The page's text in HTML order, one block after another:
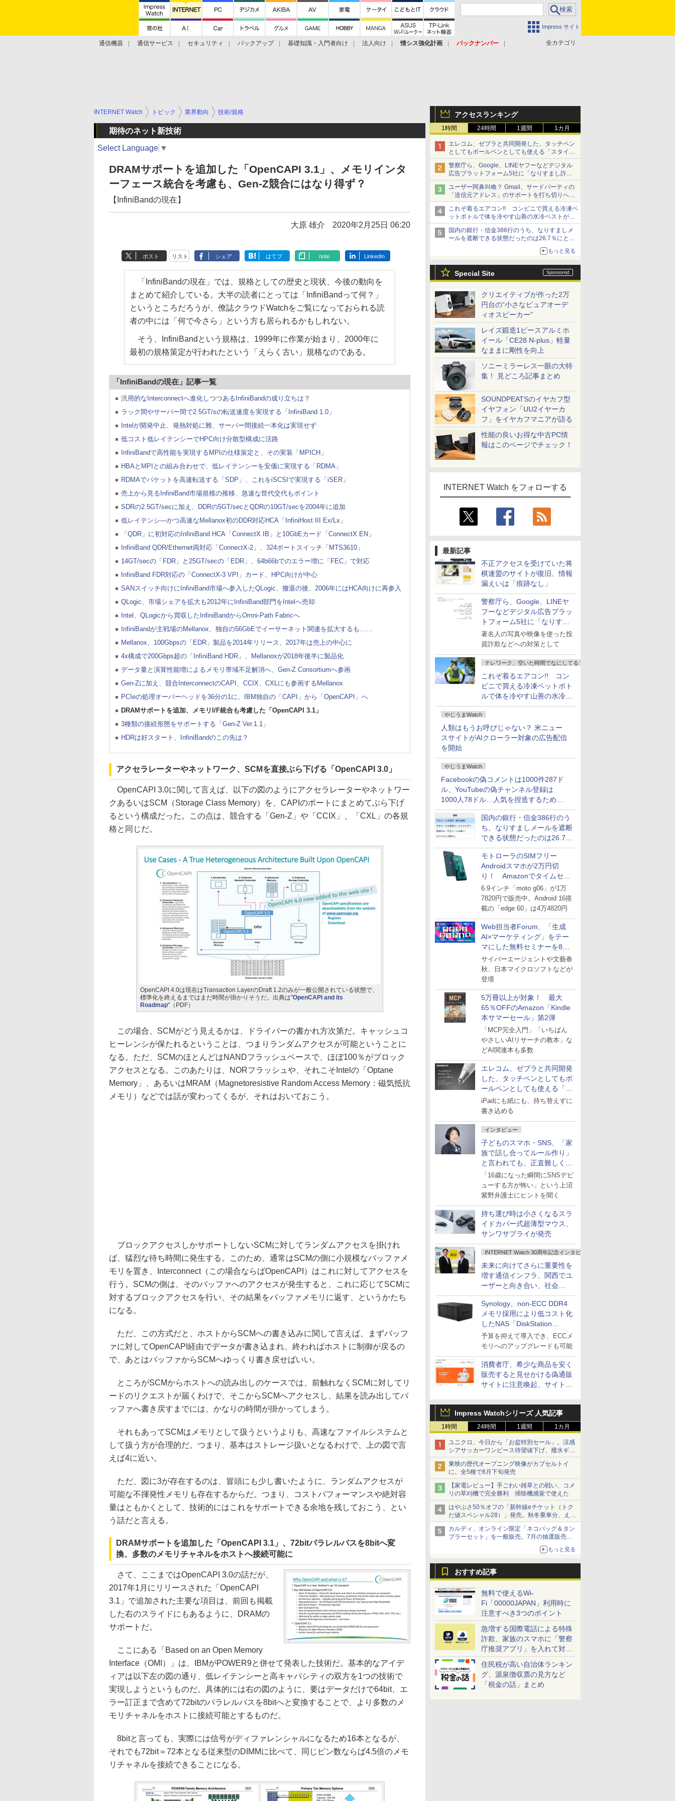
Impress サイト
全カテゴリ
通信機器 通信サービス セキュリティ バックアップ 基礎知識・入門者向け 法人向け 情シス強化計画
バックナンバー
アクセスランキング
1時間 24時間 1週間 1カ月
エレコム、ゼブラと共同開発した、タッチペン
としてもボールペンとしても使える「スタイラ
スツーウェイ」発売 iPadにも紙にも、持ち替
えずに書き込める
警察庁ら、Google、LINEヤフーなどデジタル
広告プラットフォーム5社に「なりすまし詐欺
広告」対策強化を要請 著名人の写真や映像を
使った投資詐欺などへの対策として
ユーザー阿鼻叫喚？ Gmail、サードパーティの
「送信元アドレス」のサポートを打ち切りへ
【やじうまWatch】
これぞ着るエアコン!! コンビニで買える冷凍ペ
ットボトルで体を冷やす山善の水冷ベストがロ
ードバイクにちょうどいい【ぼっち・ざ・ろー
ど！その14】【空いた時間でなにしてる？】
国内の銀行・信金386行のうち、なりすましメ
ールを遮断できる状態だったのは26.7％にとど
まる～GMOブランドセキュリティ調査
もっと見る
Special Site
クリエイティブが作った2万
円台の“小さなピュアオーデ
ィオスピーカー”
レイズ鍛造1ピースアルミホ
イール「CE28 N-plus」軽量
なままに剛性を向上
ソニーミラーレス一眼の大特
集！ 見どころ記事まとめ
SOUNDPEATSのイヤカフ型
イヤフォン「UU2イヤーカ
フ」をイヤカフマニアが語る
性能の良いお得な中古PC情
報はこのページでチェック！
INTERNET Watch をフォローする
最新記事
不正アクセスを受けていた将
棋連盟のサイトが復旧、情報
漏えいは「痕跡なし」
警察庁ら、Google、LINEヤ
フーなどデジタル広告プラッ
トフォーム5社に「なりすま
し詐欺広告」対策強化を要請
著名人の写真や映像を使った投
資詐欺などへの対策として
テレワーク、空いた時間でなにしてる？
これぞ着るエアコン!! コン
ビニで買える冷凍ペットボト
ルで体を冷やす山善の水冷ベ
ストがロードバイクにちょう
どいい【ぼっち・ざ・ろー
ど！その14】
やじうまWatch
人類はもうお呼びじゃない？ 米ニュー
スサイトがAIクローラー対象の広告配信
を開始
やじうまWatch
Facebookの偽コメントは1000件287ド
ル、YouTubeの偽チャンネル登録は
1000人78ドル…人気を捏造するための
価格リストが公開中
国内の銀行・信金386行のう
ち、なりすましメールを遮断
できる状態だったのは26.7％
にとどまる～GMOブランド
セキュリティ調査
モトローラのSIMフリー
Androidスマホが2万円切
り！ Amazonでタイムセー
ル
6.9インチ「moto g06」が1万
7820円で販売中。Android 16搭
載の「edge 60」は4万4820円
Web担当者Forum、「生成
AI×マーケティング」をテー
マにした無料セミナーを8月
27日にオンライン開催
サイバーエージェントや文藝春
秋、日本マイクロソフトなどが
登壇
5万冊以上が対象！ 最大
65％OFFのAmazon「Kindle
本サマーセール」第2弾
「MCP完全入門」「いちばん
やさしいAIリサーチの教本」な
どAI関連本も多数
エレコム、ゼブラと共同開発
した、タッチペンとしてもボ
ールペンとしても使える「ス
タイラスツーウェイ」発売
iPadにも紙にも、持ち替えずに
書き込める
インタビュー
子どものスマホ・SNS、「家
族で話し合ってルール作り」
と言われても、正直難しくな
いですか？
「16歳になった瞬間にSNSデビ
ューする方が怖い」という上沼
紫野弁護士にヒントを聞く
持ち運び時は小さくなるスラ
イドカバー式超薄型マウス、
サンワサプライが発売
INTERNET Watch 30周年記念インタビュー
未来に向けてさらに重要性を
増す通信インフラ、関西でユ
ーザーと向き合い、社会
の“あたらしい”を起動し続け
る～オプテージ
Synology、non-ECC DDR4
メモリ採用により低コスト化
したNAS「DiskStation
neo+」シリーズ
予算を抑えて導入でき、ECCメ
モリへのアップグレードも可能
消費者庁、希少な商品を安く
販売すると見せかける偽通販
サイトに注意喚起、サイト名
Impress Watchシリーズ 人気記事
1時間 24時間 1週間 1カ月
ユニクロ、今日から「お盆特別セール」。涼感
シアサッカーワンピース待望値下げ、撥水ギア
ショーツは1990円に
東映の歴代オープニング映像がカプセルトイ
に。全5種で8月下旬発売
【家電レビュー】手ごわい雑草との戦い、コメ
リの草刈機で完全勝利 掃除機感覚で使えた
はやぶさ50％オフの「新幹線eチケット（トク
だ値スペシャル28）」発売。秋冬乗車分、えき
ねっと限定
カルディ、オンライン限定「ネコバッグ＆タン
ブラーセット」を一般販売。7月の抽選販売の
もっと見る
おすすめ記事
無料で使えるWi-
Fi「00000JAPAN」利用時に
注意すべき3つのポイント
急増する国際電話による特殊
詐欺、家族のスマホに「警察
庁推奨アプリ」を入れて対策
しよう！
住民税が高い自治体ランキン
グ、源泉徴収票の見方など
「税金の話」まとめ
INTERNET Watch トピック 業界動向 技術/規格
期待のネット新技術
Select Language ▼
DRAMサポートを追加した「OpenCAPI 3.1」、メモリインタ
ーフェース統合を考慮も、Gen-Z競合にはなり得ず？
【InfiniBandの現在】
大原 雄介 2020年2月25日 06:20
ポスト リスト シェア はてブ note LinkedIn
「InfiniBandの現在」では、規格としての歴史と現状、今後の動向を
まとめて紹介している。大半の読者にとっては「InfiniBandって何？」
というところだろうが、僚誌クラウドWatchをご覧になっておられる読
者の中には「何で今さら」という方も居られるかもしれない。
そう、InfiniBandという規格は、1999年に作業が始まり、2000年に
最初の規格策定が行われたという「えらく古い」規格なのである。
「InfiniBandの現在」記事一覧
汎用的なInterconnectへ進化しつつあるInfiniBandの成り立ちは？
ラック間やサーバー間で2.5GT/sの転送速度を実現する「InfiniBand 1.0」
Intelが開発中止、発熱対処に難、サーバー間接続一本化は実現せず
低コスト低レイテンシーでHPC向け分散型構成に活路
InfiniBandで高性能を実現するMPIの仕様策定と、その実装「MPICH」
HBAとMPIとの組み合わせで、低レイテンシーを安価に実現する「RDMA」
RDMAでパケットを高速転送する「SDP」、これをiSCSIで実現する「iSER」
売上から見るInfiniBand市場規模の推移、急速な世代交代もポイント
SDRの2.5GT/secに加え、DDRの5GT/secとQDRの10GT/secを2004年に追加
低レイテンシ―かつ高速なMellanox初のDDR対応HCA「InfiniHost III Ex/Lx」
「QDR」に初対応のInfiniBand HCA「ConnectX IB」と10GbEカード「ConnectX EN」
InfiniBand QDR/Ethernet両対応「ConnectX-2」、324ポートスイッチ「MTS3610」
14GT/secの「FDR」と25GT/secの「EDR」、64b66bでのエラー増に「FEC」で対応
InfiniBand FDR対応の「ConnectX-3 VPI」カード、HPC向けが中心
SANスイッチ向けにInfiniBand市場へ参入したQLogic、撤退の後、2006年にはHCA向けに再参入
QLogic、市場シェアを拡大も2012年にInfiniBand部門をIntelへ売却
Intel、QLogicから買収したInfiniBandからOmni-Path Fabricへ
InfiniBandが主戦場のMellanox、独自の56GbEでイーサーネット関連を拡大するも……
Mellanox、100Gbpsの「EDR」製品を2014年リリース、2017年は売上の中心に
4x構成で200Gbps超の「InfiniBand HDR」、Mellanoxが2018年後半に製品化
データ量と演算性能増によるメモリ帯域不足解消へ、Gen-Z Consortiumへ参画
Gen-Zに加え、競合InterconnectのCAPI、CCIX、CXLにも参画するMellanox
PCIeの処理オーバーヘッドを36分の1に、IBM独自の「CAPI」から「OpenCAPI」へ
DRAMサポートを追加、メモリI/F統合も考慮した「OpenCAPI 3.1」
3種類の接続形態をサポートする「Gen-Z Ver.1.1」
HDRは好スタート、InfiniBandのこの先は？
アクセラレーターやネットワーク、SCMを直接ぶら下げる「OpenCAPI 3.0」
OpenCAPI 3.0に関して言えば、以下の図のようにアクセラレーターやネットワー
クあるいはSCM（Storage Class Memory）を、CAPIのポートにまとめてぶら下げ
るという構成だった。この点は、競合する「Gen-Z」や「CCIX」、「CXL」の各規
格と同じだ。
OpenCAPI 4.0は現在はTransaction LayerのDraft 1.2のみが一般公開されている状態で、
標準化を終えるまではまだ時間が掛かりそうだ。出典は"OpenCAPI and its
Roadmap"（PDF）
この場合、SCMがどう見えるかは、ドライバーの書かれ方次第だ。キャッシュコ
ヒーレンシが保たれるということは、つまりランダムアクセスが可能ということに
なる。ただ、SCMのほとんどはNANDフラッシュベースで、ほぼ100％がブロック
アクセスとなる。このあたりは、NORフラッシュや、それこそIntelの「Optane
Memory」、あるいはMRAM（Magnetoresistive Random Access Memory：磁気抵抗
メモリ）などでは話が変わってくるが、それはおいておこう。
ブロックアクセスしかサポートしないSCMに対してランダムアクセスを掛けれ
ば、猛烈な待ち時間に発生する。このため、通常はSCMの側に小規模なバッファメ
モリを置き、Interconnect（この場合ならばOpenCAPI）はこれに対してアクセスを
行う。SCMの側は、そのバッファへのアクセスが発生すると、これに応じてSCMに
対するブロックアクセスを行い、その結果をバッファメモリに返す、というかたち
になる。
ただ、この方式だと、ホストからSCMへの書き込みに関して言えば、まずバッフ
ァに対してOpenCAPI経由でデータが書き込まれ、終わればホストに制御が戻るの
で、あとはバッファからSCMへゆっくり書き戻せばいい。
ところがSCMからホストへの読み出しのケースでは、前触れなくSCMに対してリ
ードのリクエストが届くわけで、そこからSCMへアクセスし、結果を読み出してバ
ッファへ書き戻すまでには、かなりの時間が掛かってしまう。
それもあってSCMはメモリとして扱うというよりも、高速なファイルシステムと
して扱う方が合理的だ。つまり、基本はストレージ扱いとなるわけで、上の図で言
えば4に近い。
ただ、図に3が存在するのは、冒頭にも少し書いたように、ランダムアクセスが
可能な不揮発性メモリも存在するからだ。つまり、コストパフォーマンスや絶対容
量はともかくとして、技術的にはこれをサポートできる余地を残しておこう、とい
う話だと言える。
DRAMサポートを追加した「OpenCAPI 3.1」、72bitパラレルバスを8bitへ変
換、多数のメモリチャネルをホストへ接続可能に
さて、ここまではOpenCAPI 3.0の話だが、
2017年1月にリリースされた「OpenCAPI
3.1」で追加された主要な項目は、前回も掲載
した右のスライドにもあるように、DRAMの
サポートだ。
ここにある「Based on an Open Memory
Interface（OMI）」は、IBMがPOWER9と併せて発表した技術だ。基本的なアイデ
ィアは以下左の図の通り、低レイテンシーと高キャパシティの双方を1つの技術で
実現しようというものだ。具体的には右の図のように、要はデータだけで64bit、エ
ラー訂正まで含めて72bitのパラレルバスを8bitへと変換することで、より多数のメ
モリチャネルをホストに接続可能とするものだ。
8bitと言っても、実際には信号がディファレンシャルになるため16本となるが、
それでも72bit＝72本となる従来型のDIMMに比べて、同じピン数ならば4.5倍のメモ
リチャネルを接続できることになる。